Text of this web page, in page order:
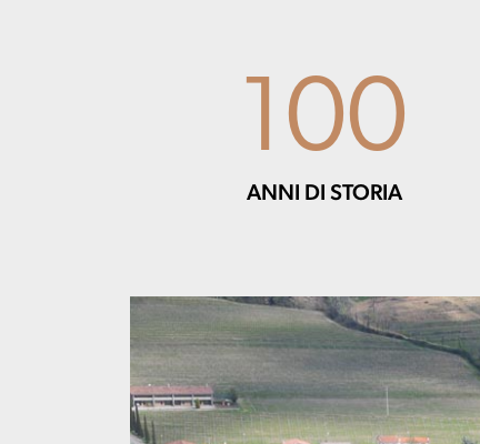
100
ANNI DI STORIA